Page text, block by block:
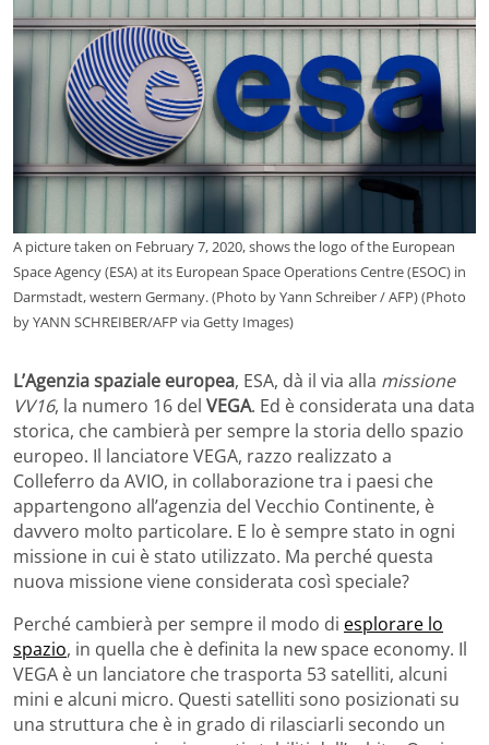
A picture taken on February 7, 2020, shows the logo of the European
Space Agency (ESA) at its European Space Operations Centre (ESOC) in
Darmstadt, western Germany. (Photo by Yann Schreiber / AFP) (Photo
by YANN SCHREIBER/AFP via Getty Images)
L’Agenzia spaziale europea, ESA, dà il via alla missione
VV16, la numero 16 del VEGA. Ed è considerata una data
storica, che cambierà per sempre la storia dello spazio
europeo. Il lanciatore VEGA, razzo realizzato a
Colleferro da AVIO, in collaborazione tra i paesi che
appartengono all’agenzia del Vecchio Continente, è
davvero molto particolare. E lo è sempre stato in ogni
missione in cui è stato utilizzato. Ma perché questa
nuova missione viene considerata così speciale?
Perché cambierà per sempre il modo di esplorare lo
spazio, in quella che è definita la new space economy. Il
VEGA è un lanciatore che trasporta 53 satelliti, alcuni
mini e alcuni micro. Questi satelliti sono posizionati su
una struttura che è in grado di rilasciarli secondo un